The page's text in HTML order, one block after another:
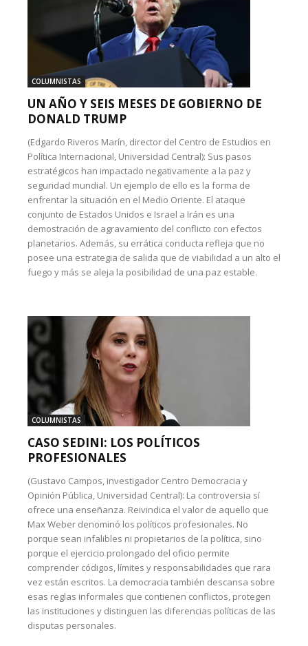
COLUMNISTAS
UN AÑO Y SEIS MESES DE GOBIERNO DE
DONALD TRUMP
(Edgardo Riveros Marín, director del Centro de Estudios en
Política Internacional, Universidad Central): Sus pasos
estratégicos han impactado negativamente a la paz y
seguridad mundial. Un ejemplo de ello es la forma de
enfrentar la situación en el Medio Oriente. El ataque
conjunto de Estados Unidos e Israel a Irán es una
demostración de agravamiento del conflicto con efectos
planetarios. Además, su errática conducta refleja que no
posee una estrategia de salida que de viabilidad a un alto el
fuego y más se aleja la posibilidad de una paz estable.
COLUMNISTAS
CASO SEDINI: LOS POLÍTICOS
PROFESIONALES
(Gustavo Campos, investigador Centro Democracia y
Opinión Pública, Universidad Central): La controversia sí
ofrece una enseñanza. Reivindica el valor de aquello que
Max Weber denominó los políticos profesionales. No
porque sean infalibles ni propietarios de la política, sino
porque el ejercicio prolongado del oficio permite
comprender códigos, límites y responsabilidades que rara
vez están escritos. La democracia también descansa sobre
esas reglas informales que contienen conflictos, protegen
las instituciones y distinguen las diferencias políticas de las
disputas personales.